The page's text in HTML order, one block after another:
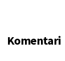
Komentari